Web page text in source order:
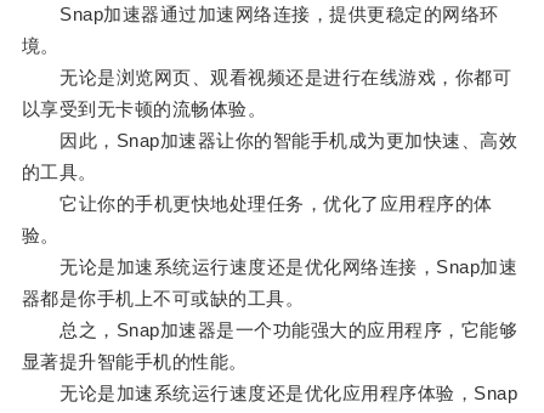
Snap加速器通过加速网络连接，提供更稳定的网络环
境。
无论是浏览网页、观看视频还是进行在线游戏，你都可
以享受到无卡顿的流畅体验。
因此，Snap加速器让你的智能手机成为更加快速、高效
的工具。
它让你的手机更快地处理任务，优化了应用程序的体
验。
无论是加速系统运行速度还是优化网络连接，Snap加速
器都是你手机上不可或缺的工具。
总之，Snap加速器是一个功能强大的应用程序，它能够
显著提升智能手机的性能。
无论是加速系统运行速度还是优化应用程序体验，Snap